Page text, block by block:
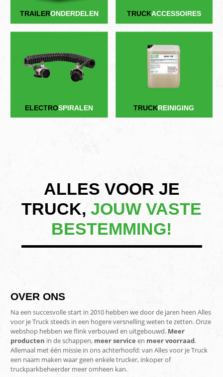
TRAILERONDERDELEN TRUCKACCESSOIRES
ELECTROSPIRALEN TRUCKREINIGING
ALLES VOOR JE
TRUCK, JOUW VASTE
BESTEMMING!
OVER ONS
Na een succesvolle start in 2010 hebben we door de jaren heen Alles
voor je Truck steeds in een hogere versnelling weten te zetten. Onze
webshop hebben we flink verbouwd en uitgebouwd. Meer
producten in de schappen, meer service en meer voorraad.
Allemaal met één missie in ons achterhoofd: van Alles voor je Truck
een naam maken waar geen enkele trucker, inkoper of
truckparkbeheerder meer omheen kan.